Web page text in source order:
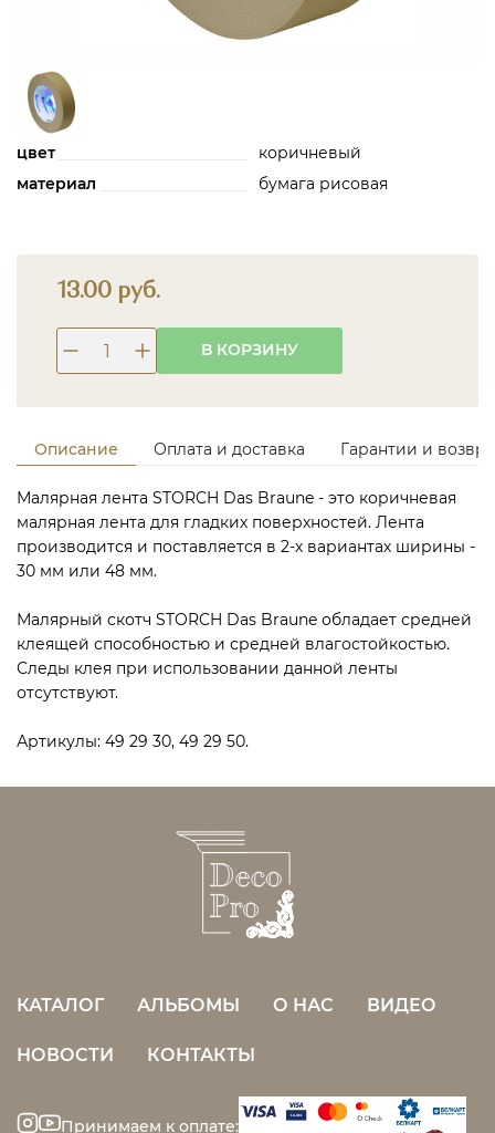
цвет
коричневый
материал
бумага рисовая
13.00 руб.
В КОРЗИНУ
Описание Оплата и доставка Гарантии и
Малярная лента STORCH Das Braune - это коричневая
малярная лента для гладких поверхностей. Лента
производится и поставляется в 2-х вариантах ширины -
30 мм или 48 мм.
Малярный скотч STORCH Das Braune обладает средней
клеящей способностью и средней влагостойкостью.
Следы клея при использовании данной ленты
отсутствуют.
Артикулы: 49 29 30, 49 29 50.
КАТАЛОГ АЛЬБОМЫ О НАС ВИДЕО
НОВОСТИ КОНТАКТЫ
Принимаем к оплате: